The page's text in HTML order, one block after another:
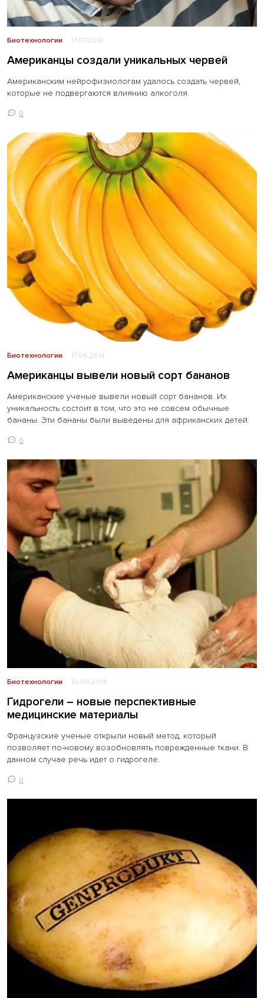
Биотехнологии 17.07.2014
Американцы создали уникальных червей
Американским нейрофизиологам удалось создать червей,
которые не подвергаются влиянию алкоголя.
0
Биотехнологии 17.06.2014
Американцы вывели новый сорт бананов
Американские ученые вывели новый сорт бананов. Их
уникальность состоит в том, что это не совсем обычные
бананы. Эти бананы были выведены для африканских детей.
0
Биотехнологии 10.06.2014
Гидрогели – новые перспективные
медицинские материалы
Французские ученые открыли новый метод, который
позволяет по-новому возобновлять поврежденные ткани. В
данном случае речь идет о гидрогеле.
0